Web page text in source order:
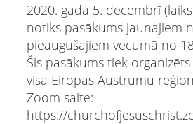
2020. gada 5. decembrī
notiks pasākums jaunajiem
pieaugušajiem vecumā no
Šis pasākums tiek
visa Eiropas Austrumu
Zoom saite:
https://